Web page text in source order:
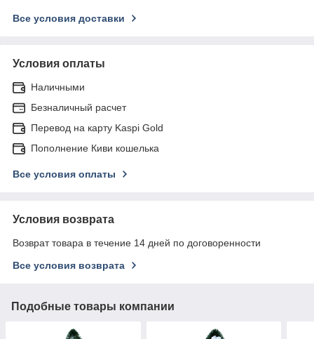
Все условия доставки
Условия оплаты
Наличными
Безналичный расчет
Перевод на карту Kaspi Gold
Пополнение Киви кошелька
Все условия оплаты
Условия возврата
Возврат товара в течение 14 дней по договоренности
Все условия возврата
Подобные товары компании